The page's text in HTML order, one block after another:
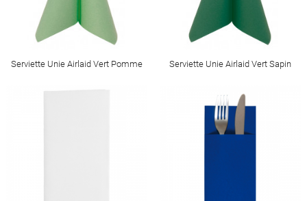
Serviette Unie Airlaid Vert Pomme Serviette Unie Airlaid Vert Sapin